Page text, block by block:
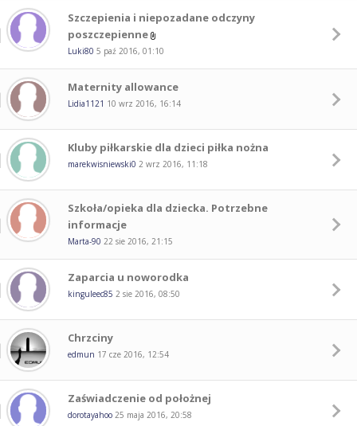
Szczepienia i niepozadane odczyny
poszczepienne
Luki80 5 paź 2016, 01:10
Maternity allowance
Lidia1121 10 wrz 2016, 16:14
Kluby piłkarskie dla dzieci piłka nożna
marekwisniewski0 2 wrz 2016, 11:18
Szkoła/opieka dla dziecka. Potrzebne
informacje
Marta-90 22 sie 2016, 21:15
Zaparcia u noworodka
kinguleec85 2 sie 2016, 08:50
Chrzciny
edmun 17 cze 2016, 12:54
Zaświadczenie od położnej
dorotayahoo 25 maja 2016, 20:58